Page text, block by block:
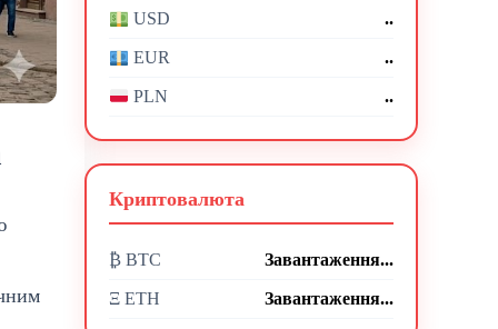
USD ..
EUR ..
PLN ..
Криптовалюта
₿ BTC Завантаження...
Ξ ETH Завантаження...